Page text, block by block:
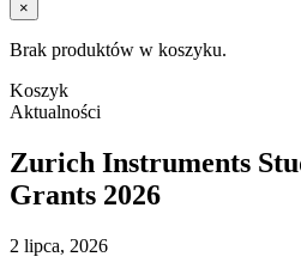
×
Brak produktów w koszyku.
Koszyk
Aktualności
Zurich Instruments
Grants 2026
2 lipca, 2026